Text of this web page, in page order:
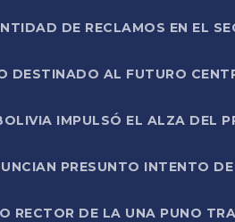
DE RECLAMOS EN EL
DESTINADO AL FUTURO
IMPULSÓ EL ALZA DEL
PRESUNTO INTENTO
RECTOR DE LA UNA PUNO